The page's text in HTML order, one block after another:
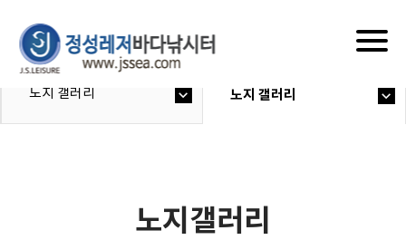
노지 갤러리 노지 갤러리
노지갤러리